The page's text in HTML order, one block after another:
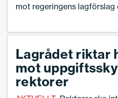
mot regeringens lagförslag
justitieminister Gunnar
kritiken.
Lagrådet riktar
mot
rektorer